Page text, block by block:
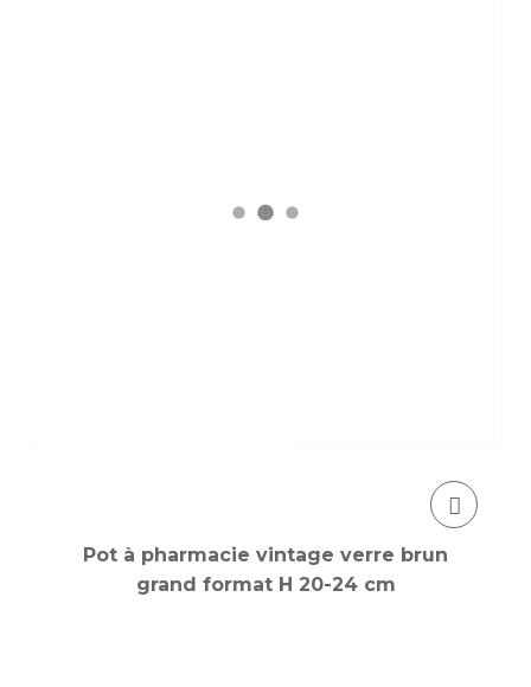
Pot à pharmacie vintage verre brun
grand format H 20-24 cm